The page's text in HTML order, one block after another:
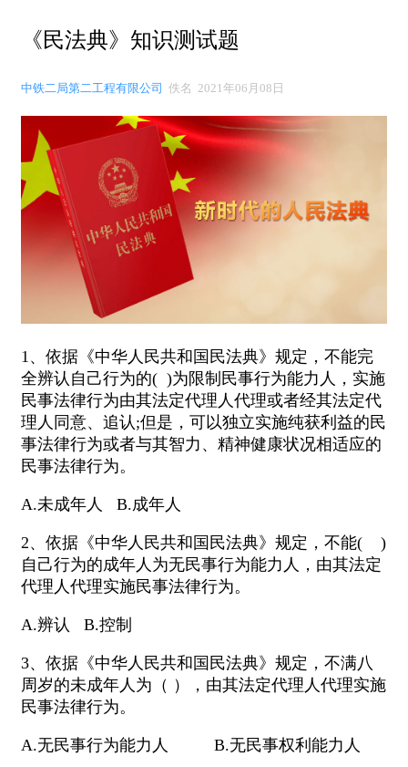
《民法典》知识测试题
中铁二局第二工程有限公司 佚名 2021年06月08日
1、依据《中华人民共和国民法典》规定，不能完
全辨认自己行为的( )为限制民事行为能力人，实施
民事法律行为由其法定代理人代理或者经其法定代
理人同意、追认;但是，可以独立实施纯获利益的民
事法律行为或者与其智力、精神健康状况相适应的
民事法律行为。
A.未成年人 B.成年人
2、依据《中华人民共和国民法典》规定，不能( )
自己行为的成年人为无民事行为能力人，由其法定
代理人代理实施民事法律行为。
A.辨认 B.控制
3、依据《中华人民共和国民法典》规定，不满八
周岁的未成年人为（ ），由其法定代理人代理实施
民事法律行为。
A.无民事行为能力人 B.无民事权利能力人